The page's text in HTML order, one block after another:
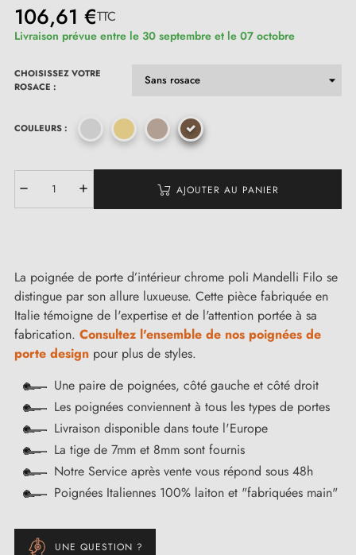
106,61 €TTC
Livraison prévue entre le 30 septembre et le 07 octobre
CHOISISSEZ VOTRE
ROSACE :
COULEURS :
AJOUTER AU PANIER
La poignée de porte d’intérieur chrome poli Mandelli Filo se
distingue par son allure luxueuse. Cette pièce fabriquée en
Italie témoigne de l'expertise et de l'attention portée à sa
fabrication. Consultez l'ensemble de nos poignées de
porte design pour plus de styles.
Une paire de poignées, côté gauche et côté droit
Les poignées conviennent à tous les types de portes
Livraison disponible dans toute l'Europe
La tige de 7mm et 8mm sont fournis
Notre Service après vente vous répond sous 48h
Poignées Italiennes 100% laiton et "fabriquées main"
UNE QUESTION ?